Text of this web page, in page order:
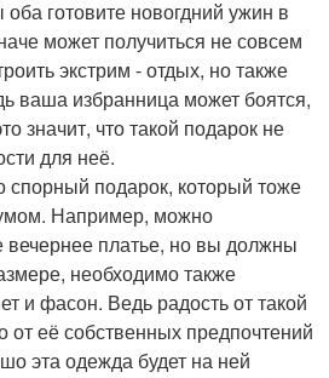
оба готовите новогдний ужин в
может получиться не совсем
экстрим - отдых, но также
ваша избранница может боятся,
значит, что такой подарок не
для неё.
спорный подарок, который тоже
Например, можно
вечернее платье, но вы должны
необходимо также
и фасон. Ведь радость от такой
от её собственных предпочтений
эта одежда будет на ней